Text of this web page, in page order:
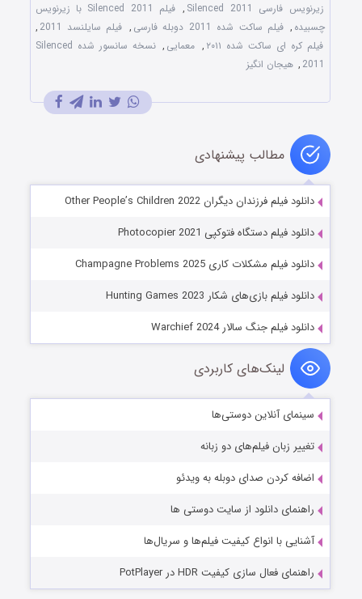
زیرنویس فارسی Silenced 2011 ,
فیلم Silenced 2011 با زیرنویس
چسبیده , فیلم ساکت شده 2011 دوبله فارسی , فیلم سایلنسد 2011
,
فیلم کره ای ساکت شده ۲۰۱۱
, معمایی ,
نسخه سانسور شده Silenced
2011
, هیجان انگیز
مطالب پیشنهادی
دانلود فیلم فرزندان دیگران Other People’s Children 2022
دانلود فیلم دستگاه فتوکپی Photocopier 2021
دانلود فیلم مشکلات کاری Champagne Problems 2025
دانلود فیلم بازی‌های شکار Hunting Games 2023
دانلود فیلم جنگ سالار Warchief 2024
لینک‌های کاربردی
سینمای آنلاین دوستی‌ها
تغییر زبان فیلم‌های دو زبانه
اضافه کردن صدای دوبله به ویدئو
راهنمای دانلود از سایت دوستی ها
آشنایی با انواع کیفیت فیلم‌ها و سریال‌ها
راهنمای فعال سازی کیفیت HDR در PotPlayer